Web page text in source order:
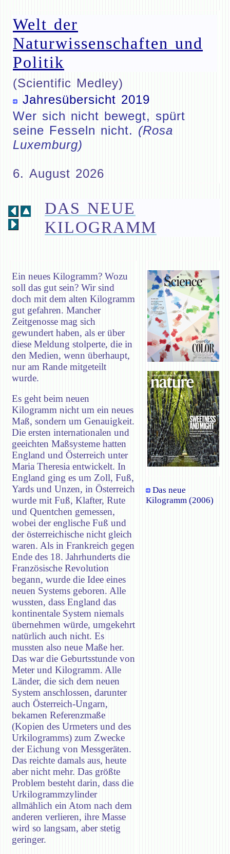
Welt der
Naturwissenschaften und
Politik
(Scientific Medley)
Jahresübersicht 2019
Wer sich nicht bewegt, spürt
seine Fesseln nicht. (Rosa
Luxemburg)
6. August 2026
DAS NEUE
KILOGRAMM
Ein neues Kilogramm? Wozu
soll das gut sein? Wir sind
doch mit dem alten Kilogramm
gut gefahren. Mancher
Zeitgenosse mag sich
gewundert haben, als er über
diese Meldung stolperte, die in
den Medien, wenn überhaupt,
nur am Rande mitgeteilt
wurde.
Es geht beim neuen
Kilogramm nicht um ein neues
Maß, sondern um Genauigkeit.
Die ersten internationalen und
geeichten Maßsysteme hatten
England und Österreich unter
Maria Theresia entwickelt. In
England ging es um Zoll, Fuß,
Yards und Unzen, in Österreich
wurde mit Fuß, Klafter, Rute
und Quentchen gemessen,
wobei der englische Fuß und
der österreichische nicht gleich
waren. Als in Frankreich gegen
Ende des 18. Jahrhunderts die
Französische Revolution
begann, wurde die Idee eines
neuen Systems geboren. Alle
wussten, dass England das
kontinentale System niemals
übernehmen würde, umgekehrt
natürlich auch nicht. Es
mussten also neue Maße her.
Das war die Geburtsstunde von
Meter und Kilogramm. Alle
Länder, die sich dem neuen
System anschlossen, darunter
auch Österreich-Ungarn,
bekamen Referenzmaße
(Kopien des Urmeters und des
Urkilogramms) zum Zwecke
der Eichung von Messgeräten.
Das reichte damals aus, heute
aber nicht mehr. Das größte
Problem besteht darin, dass die
Urkilogrammzylinder
allmählich ein Atom nach dem
anderen verlieren, ihre Masse
wird so langsam, aber stetig
geringer.
Das neue
Kilogramm (2006)